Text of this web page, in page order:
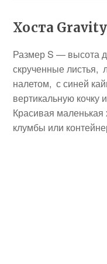
Хоста
Размер S — высота
скрученные листья,
налетом, с синей
вертикальную кочку
Красивая маленькая
клумбы или